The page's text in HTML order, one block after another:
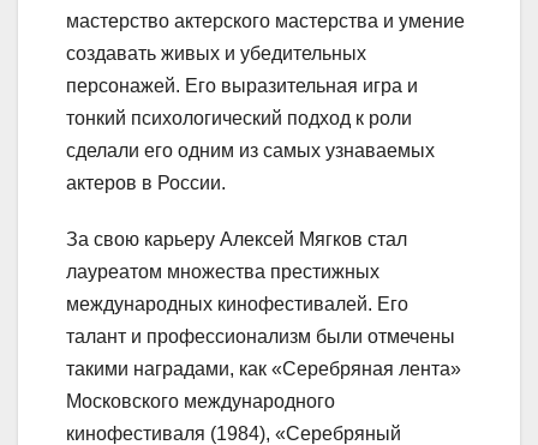
мастерство актерского мастерства и умение
создавать живых и убедительных
персонажей. Его выразительная игра и
тонкий психологический подход к роли
сделали его одним из самых узнаваемых
актеров в России.
За свою карьеру Алексей Мягков стал
лауреатом множества престижных
международных кинофестивалей. Его
талант и профессионализм были отмечены
такими наградами, как «Серебряная лента»
Московского международного
кинофестиваля (1984), «Серебряный